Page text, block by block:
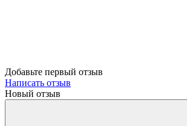
Добавьте первый отзыв
Написать отзыв
Новый отзыв